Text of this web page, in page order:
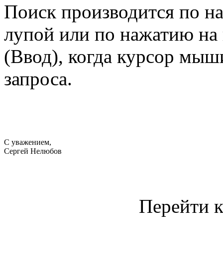
Поиск производится по
лупой или по нажатию на
(Ввод), когда курсор
запроса.
С уважением,
Сергей Нелюбов
Перейти